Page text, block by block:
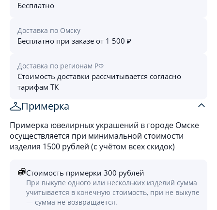
Бесплатно
Доставка по Омску
Бесплатно при заказе от 1 500 ₽
Доставка по регионам РФ
Стоимость доставки рассчитывается согласно
тарифам ТК
Примерка
Примерка ювелирных украшений в городе Омске
осуществляется при минимальной стоимости
изделия 1500 рублей (с учётом всех скидок)
Стоимость примерки 300 рублей
При выкупе одного или нескольких изделий сумма
учитывается в конечную стоимость, при не выкупе
— сумма не возвращается.